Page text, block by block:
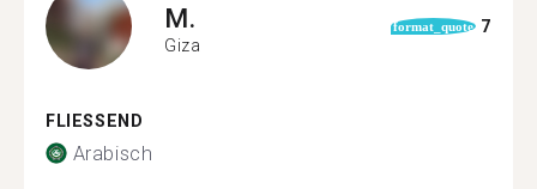
M.
Giza
format_quote 7
FLIESSEND
Arabisch